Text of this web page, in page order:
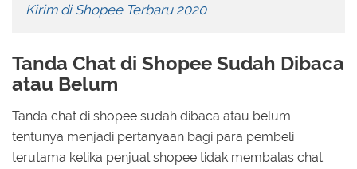
Kirim di Shopee Terbaru 2020
Tanda Chat di Shopee Sudah Dibaca
atau Belum
Tanda chat di shopee sudah dibaca atau belum
tentunya menjadi pertanyaan bagi para pembeli
terutama ketika penjual shopee tidak membalas chat.